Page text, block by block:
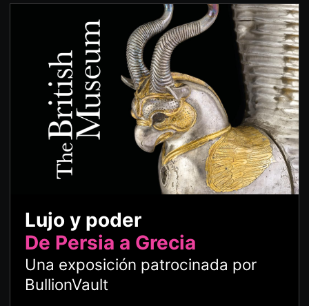
Lujo y poder
De Persia a Grecia
Una exposición patrocinada por
BullionVault